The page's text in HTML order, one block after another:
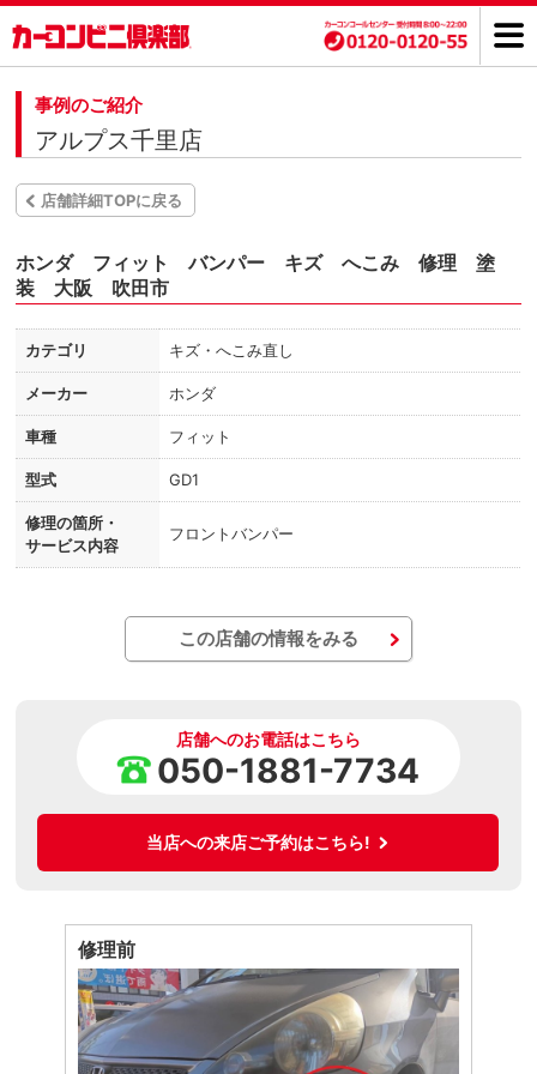
事例のご紹介
アルプス千里店
店舗詳細TOPに戻る
ホンダ フィット バンパー キズ へこみ 修理 塗
装 大阪 吹田市
カテゴリ キズ・へこみ直し
メーカー ホンダ
車種 フィット
型式 GD1
修理の箇所・
サービス内容
フロントバンパー
この店舗の情報をみる
店舗へのお電話はこちら
050-1881-7734
当店への来店ご予約はこちら!
修理前